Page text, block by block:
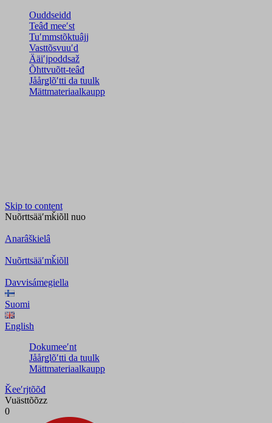
Ouddseidd
Teâđ meeʹst
Tuʹmmstõktuâjj
Vasttõsvuuʹd
Ääiʹjpoddsaž
Õhttvuõtt-teâđ
Jåårǥlõʹtti da tuulk
Mättmateriaalkaupp
Skip to content
Nuõrttsääʹmǩiõll nuo
Anarâškielâ
Nuõrttsääʹmǩiõll
Davvisámegiella
Suomi
English
Dokumeeʹnt
Jåårǥlõʹtti da tuulk
Mättmateriaalkaupp
Ǩeeʹrjtõõđ
Vuästtõõzz
0